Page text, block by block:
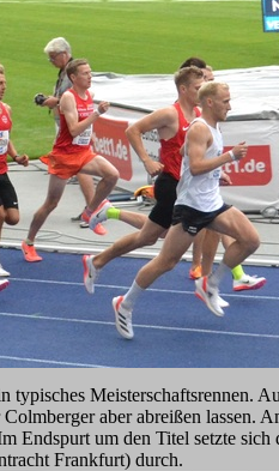
typisches Meisterschaftsrennen.
aber abreißen lassen.
Endspurt um den Titel setzte sich
Frankfurt) durch.